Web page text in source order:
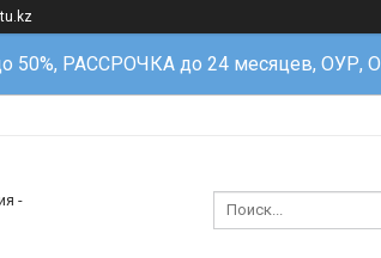
50%, РАССРОЧКА до 24 месяцев, ОУР,
-